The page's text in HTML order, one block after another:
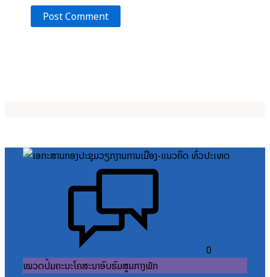
0
ໝວດປື້ມຄະນະໂຄສະນາອົບຮົມສູນກາງພັກ